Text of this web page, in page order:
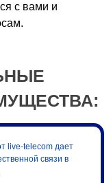
с вами и
live-telecom дает
связи в